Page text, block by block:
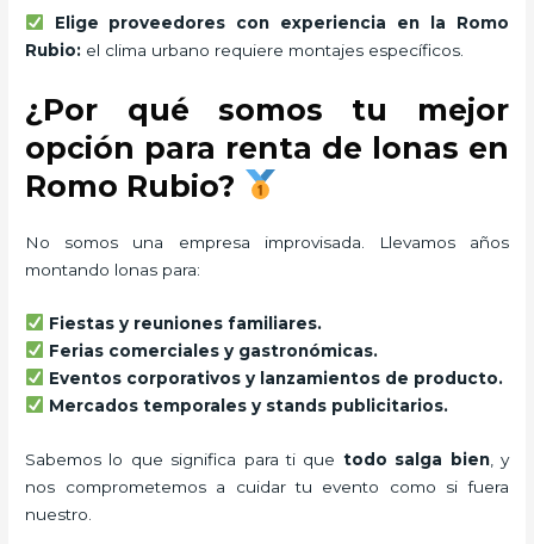
Elige proveedores con experiencia en la Romo
Rubio: el clima urbano requiere montajes específicos.
¿Por qué somos tu mejor
opción para renta de lonas en
Romo Rubio?
No somos una empresa improvisada. Llevamos años
montando lonas para:
Fiestas y reuniones familiares.
Ferias comerciales y gastronómicas.
Eventos corporativos y lanzamientos de producto.
Mercados temporales y stands publicitarios.
Sabemos lo que significa para ti que todo salga bien, y
nos comprometemos a cuidar tu evento como si fuera
nuestro.